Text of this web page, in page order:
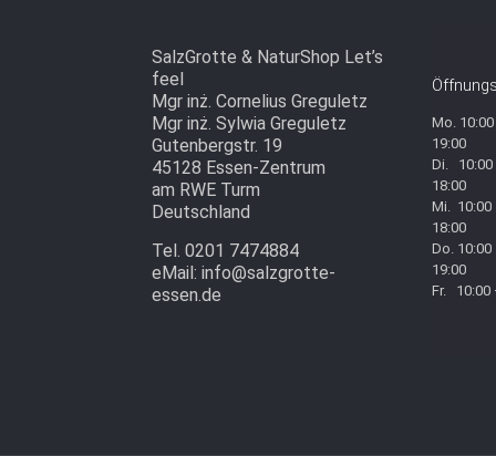
SalzGrotte & NaturShop Let’s
feel
Mgr inż. Cornelius Greguletz
Mgr inż. Sylwia Greguletz
Gutenbergstr. 19
45128 Essen-Zentrum
am RWE Turm
Deutschland
Tel. 0201 7474884
eMail: info@salzgrotte-
essen.de
Mo.
19:00
Di. 10:00
18:00
Mi. 10:00
18:00
Do.
19:00
Fr. 10:00